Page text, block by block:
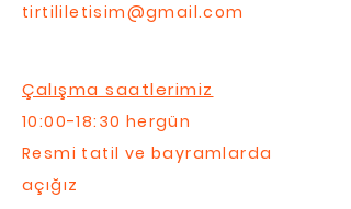
tirtililetisim@gmail.com
Çalışma saatlerimiz
10:00-18:30 hergün
Resmi tatil ve bayramlarda
açığız